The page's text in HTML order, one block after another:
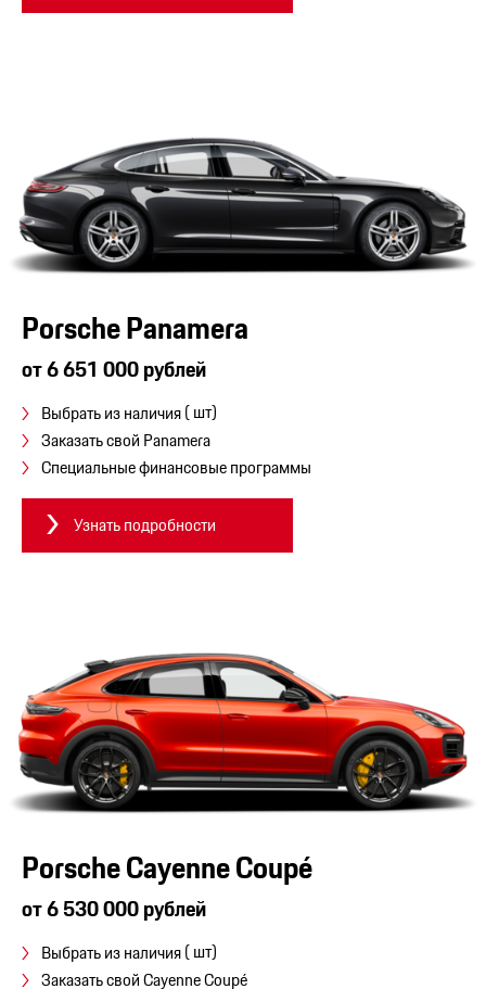
Porsche Panamera
от 6 651 000 рублей
Выбрать из наличия( шт)
Заказать свой Panamera
Специальные финансовые программы
Узнать подробности
Porsche Cayenne Coupé
от 6 530 000 рублей
Выбрать из наличия( шт)
Заказать свой Cayenne Coupé